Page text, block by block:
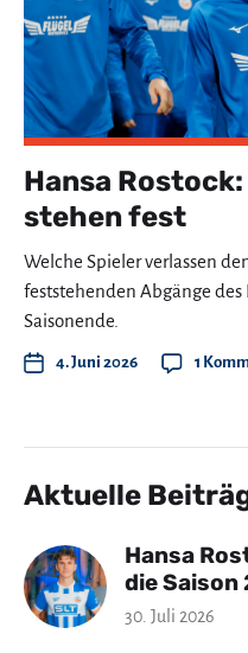
Hansa
stehen fest
Welche Spieler verlassen
feststehenden Abgänge des
Saisonende.
4. Juni 2026 1
Aktuelle
Hansa
die
30. Juli 2026